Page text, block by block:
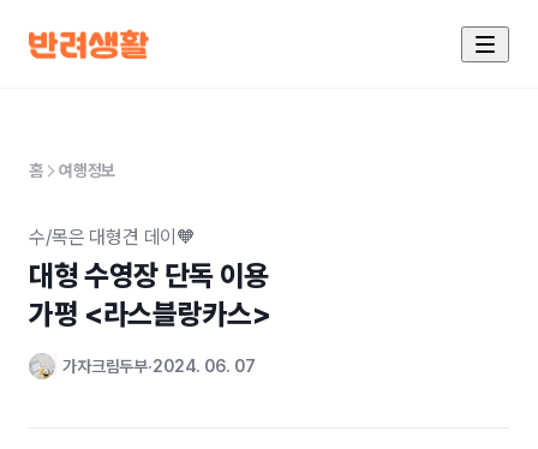
홈 여행정보
수/목은 대형견 데이🧡
대형 수영장 단독 이용
가평 <라스블랑카스>
가자크림두부 2024. 06. 07